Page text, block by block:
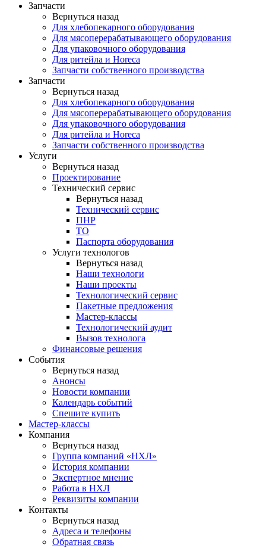
Запчасти
Вернуться назад
Для хлебопекарного оборудования
Для мясоперерабатывающего оборудования
Для упаковочного оборудования
Для ритейла и Horeca
Запчасти собственного производства
Запчасти
Вернуться назад
Для хлебопекарного оборудования
Для мясоперерабатывающего оборудования
Для упаковочного оборудования
Для ритейла и Horeca
Запчасти собственного производства
Услуги
Вернуться назад
Проектирование
Технический сервис
Вернуться назад
Технический сервис
ПНР
ТО
Паспорта оборудования
Услуги технологов
Вернуться назад
Наши технологи
Наши проекты
Технологический сервис
Пакетные предложения
Мастер-классы
Технологический аудит
Вызов технолога
Финансовые решения
События
Вернуться назад
Анонсы
Новости компании
Календарь событий
Спешите купить
Мастер-классы
Компания
Вернуться назад
Группа компаний «НХЛ»
История компании
Экспертное мнение
Работа в НХЛ
Реквизиты компании
Контакты
Вернуться назад
Адреса и телефоны
Обратная связь